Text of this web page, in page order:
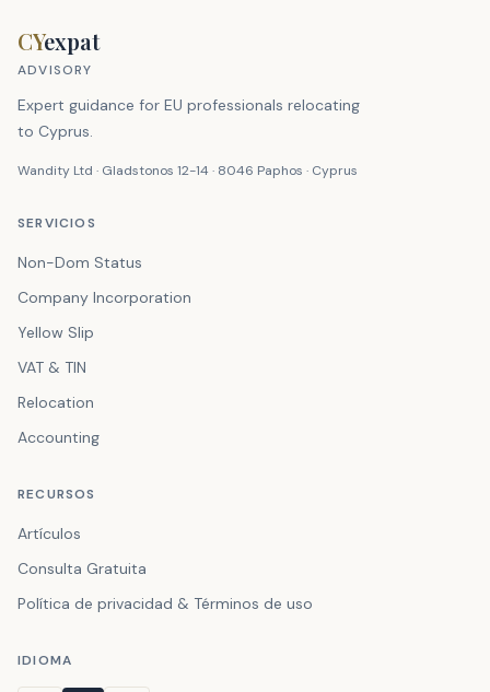
CYexpat
ADVISORY
Expert guidance for EU professionals relocating
to Cyprus.
Wandity Ltd · Gladstonos 12-14 · 8046 Paphos · Cyprus
SERVICIOS
Non-Dom Status
Company Incorporation
Yellow Slip
VAT & TIN
Relocation
Accounting
RECURSOS
Artículos
Consulta Gratuita
Política de privacidad & Términos de uso
IDIOMA